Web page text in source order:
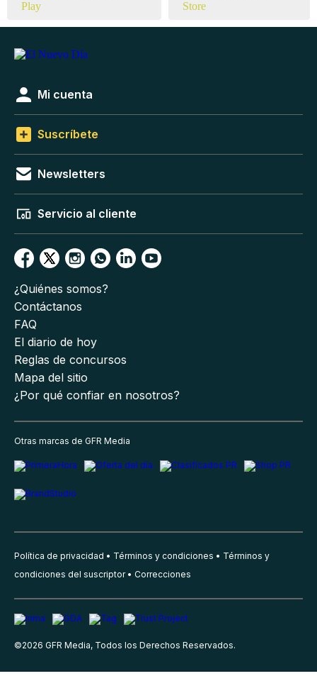
Mi cuenta
Suscríbete
Newsletters
Servicio al cliente
¿Quiénes somos?
Contáctanos
FAQ
El diario de hoy
Reglas de concursos
Mapa del sitio
¿Por qué confiar en nosotros?
Otras marcas de GFR Media
Política de privacidad Términos y condiciones
Términos y
condiciones del suscriptor
Correcciones
©2026 GFR Media, Todos los Derechos Reservados.